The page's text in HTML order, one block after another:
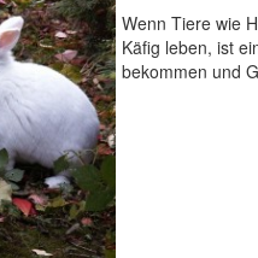
Wenn Tiere wie
Käfig leben, ist
bekommen und